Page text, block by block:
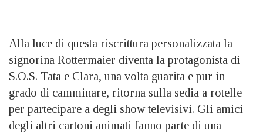
Alla luce di questa riscrittura personalizzata la
signorina Rottermaier diventa la protagonista di
S.O.S. Tata e Clara, una volta guarita e pur in
grado di camminare, ritorna sulla sedia a rotelle
per partecipare a degli show televisivi. Gli amici
degli altri cartoni animati fanno parte di una